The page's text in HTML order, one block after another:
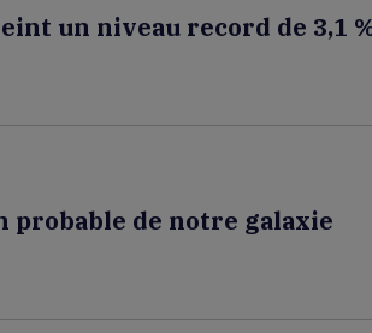
un niveau record de 3,1
probable de notre galaxie